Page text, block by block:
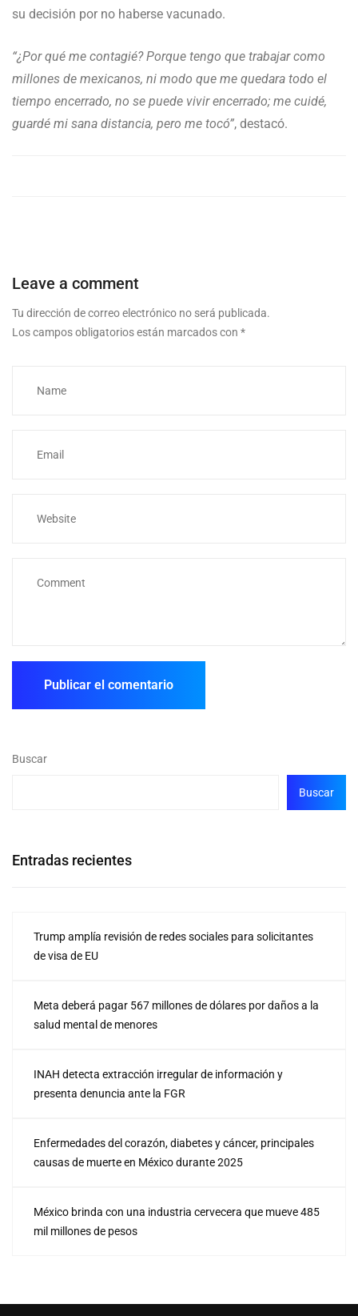
su decisión por no haberse vacunado.
“¿Por qué me contagié? Porque tengo que trabajar como
millones de mexicanos, ni modo que me quedara todo el
tiempo encerrado, no se puede vivir encerrado; me cuidé,
guardé mi sana distancia, pero me tocó”, destacó.
Leave a comment
Tu dirección de correo electrónico no será publicada.
Los campos obligatorios están marcados con *
Buscar
Buscar
Entradas recientes
Trump amplía revisión de redes sociales para solicitantes
de visa de EU
Meta deberá pagar 567 millones de dólares por daños a la
salud mental de menores
INAH detecta extracción irregular de información y
presenta denuncia ante la FGR
Enfermedades del corazón, diabetes y cáncer, principales
causas de muerte en México durante 2025
México brinda con una industria cervecera que mueve 485
mil millones de pesos